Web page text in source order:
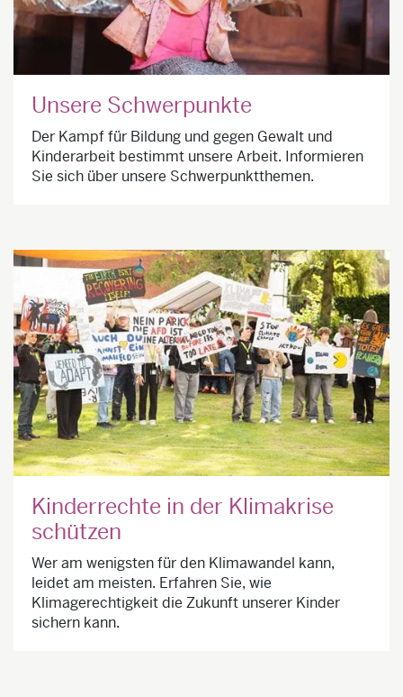
Unsere Schwerpunkte
Der Kampf für Bildung und gegen Gewalt und
Kinderarbeit bestimmt unsere Arbeit. Informieren
Sie sich über unsere Schwerpunktthemen.
Kinderrechte in der Klimakrise
schützen
Wer am wenigsten für den Klimawandel kann,
leidet am meisten. Erfahren Sie, wie
Klimagerechtigkeit die Zukunft unserer Kinder
sichern kann.